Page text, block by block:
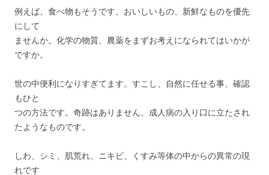
例えば、食べ物もそうです。おいしいもの、新鮮なものを優先
にして
ませんか。化学の物質、農薬をまずお考えになられてはいかが
ですか。
世の中便利になりすぎてます。すこし、自然に任せる事、確認
もひと
つの方法です。奇跡はありません。成人病の入り口に立たされ
たようなものです。
しわ、シミ、肌荒れ、ニキビ、くすみ等体の中からの異常の現
れです